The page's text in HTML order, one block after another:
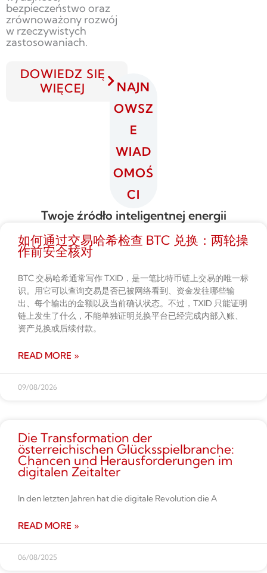
bezpieczeństwo oraz
zrównoważony rozwój
w rzeczywistych
zastosowaniach.
DOWIEDZ SIĘ
WIĘCEJ
NAJN
OWSZ
E
WIAD
OMOŚ
CI
Twoje źródło inteligentnej energii
如何通过交易哈希检查 BTC 兑换：两轮操
作前安全核对
BTC 交易哈希通常写作 TXID，是一笔比特币链上交易的唯一标
识。用它可以查询交易是否已被网络看到、资金发往哪些输
出、每个输出的金额以及当前确认状态。不过，TXID 只能证明
链上发生了什么，不能单独证明兑换平台已经完成内部入账、
资产兑换或后续付款。
READ MORE »
09/08/2026
Die Transformation der
österreichischen Glücksspielbranche:
Chancen und Herausforderungen im
digitalen Zeitalter
In den letzten Jahren hat die digitale Revolution die A
READ MORE »
06/08/2025